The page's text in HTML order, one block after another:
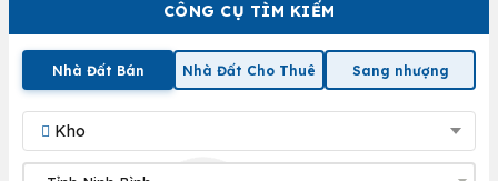
CÔNG CỤ TÌM KIẾM
Nhà Đất Bán Nhà Đất Cho Thuê Sang nhượng
Kho